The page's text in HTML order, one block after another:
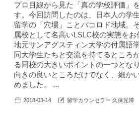
プロ目線から見た「真の学校評価」
す。今回訪問したのは、日本人の学
留学の「穴場」ことバコロド地域。
属校として名高いLSLC校の実態をお
地元サンアグスティン大学の付属語
同大学生たちと交流を持てるところ
る同校の大きいポイントの一つとな
向きの良いところだけでなく、細か
めました。 ...
2018-03-14 留学カウンセラー 久保光博